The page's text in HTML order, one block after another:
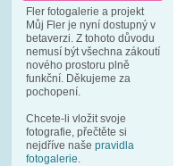
Fler fotogalerie a projekt
Můj Fler je nyní dostupný v
betaverzi. Z tohoto důvodu
nemusí být všechna zákoutí
nového prostoru plně
funkční. Děkujeme za
pochopení.
Chcete-li vložit svoje
fotografie, přečtěte si
nejdříve naše pravidla
fotogalerie.